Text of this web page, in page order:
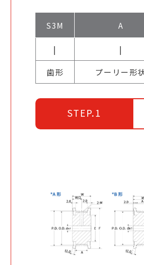
S3M A
| |
歯形
プーリー形
STEP.1